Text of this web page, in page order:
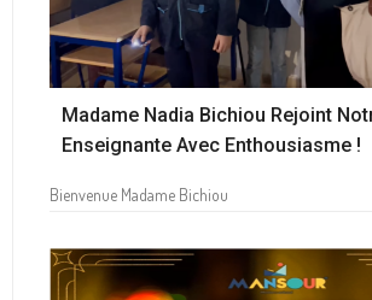
Madame Nadia Bichiou Rejoint
Enseignante Avec Enthousiasme !
Bienvenue Madame Bichiou